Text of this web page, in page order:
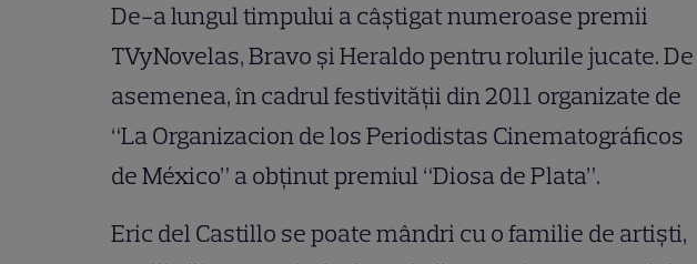
De-a lungul timpului a câștigat numeroase premii
TVyNovelas, Bravo și Heraldo pentru rolurile jucate. De
asemenea, în cadrul festivității din 2011 organizate de
“La Organizacion de los Periodistas Cinematográficos
de México” a obținut premiul “Diosa de Plata”.
Eric del Castillo se poate mândri cu o familie de artiști,